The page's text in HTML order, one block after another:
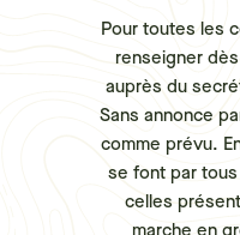
Pour toutes les
renseigner
auprès du
Sans annonce
comme prévu.
se font par
celles
marche en